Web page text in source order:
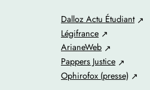
Dalloz Actu Étudiant
Légifrance
ArianeWeb
Pappers Justice
Ophirofox (presse)